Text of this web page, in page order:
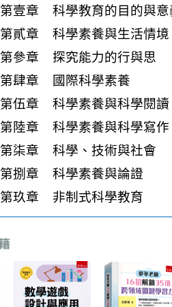
第壹章 科學教育的目的與意
第貳章 科學素養與生活情境
第參章 探究能力的行與思
第肆章 國際科學素養
第伍章 科學素養與科學閱讀
第陸章 科學素養與科學寫作
第柒章 科學、技術與社會
第捌章 科學素養與論證
第玖章 非制式科學教育